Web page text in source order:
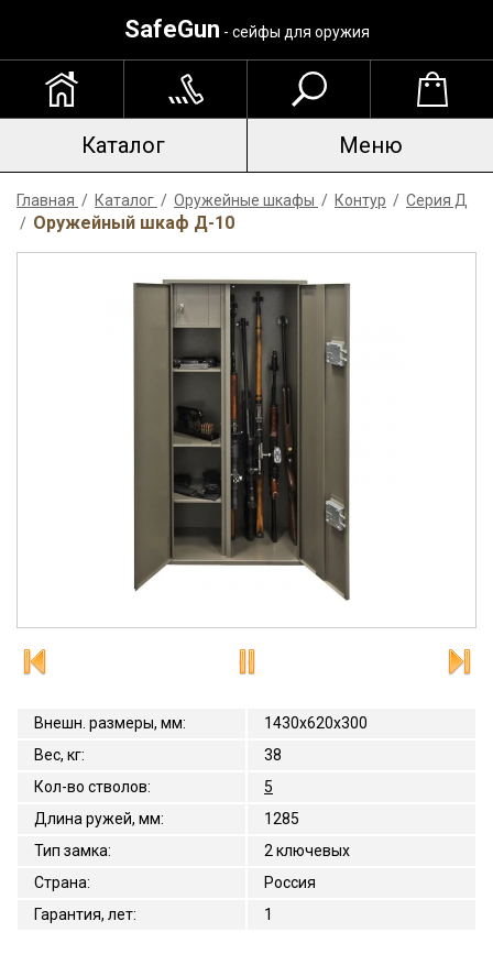
SafeGun - сейфы для оружия
Каталог Меню
Главная / Каталог / Оружейные шкафы / Контур / Серия Д
/ Оружейный шкаф Д-10
Внешн. размеры, мм:
1430x620x300
Вес, кг:
38
Кол-во стволов:
5
Длина ружей, мм:
1285
Тип замка:
2 ключевых
Страна:
Россия
Гарантия, лет: 1